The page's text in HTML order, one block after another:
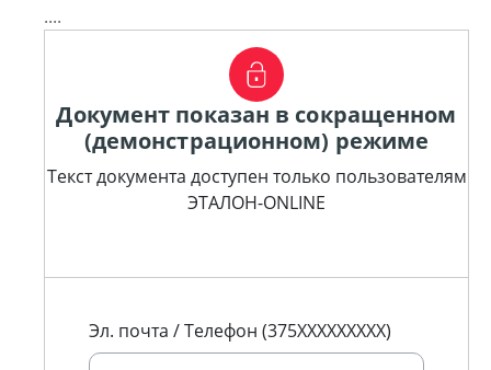
....
Документ показан в сокращенном
(демонстрационном) режиме
Текст документа доступен только пользователям
ЭТАЛОН-ONLINE
Эл. почта / Телефон (375XXXXXXXXX)